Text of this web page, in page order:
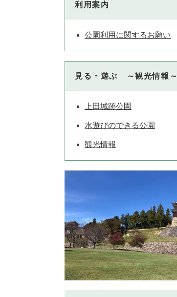
利用案内
公園利用に関するお願い
見る・遊ぶ ～観光情報～
上田城跡公園
水遊びのできる公園
観光情報